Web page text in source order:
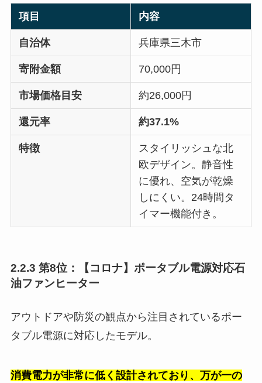
項目 内容
自治体 兵庫県三木市
寄附金額 70,000円
市場価格目安 約26,000円
還元率 約37.1%
特徴
スタイリッシュな北
欧デザイン。静音性
に優れ、空気が乾燥
しにくい。24時間タ
イマー機能付き。
2.2.3 第8位：【コロナ】ポータブル電源対応石
油ファンヒーター
アウトドアや防災の観点から注目されているポー
タブル電源に対応したモデル。
消費電力が非常に低く設計されており、万が一の